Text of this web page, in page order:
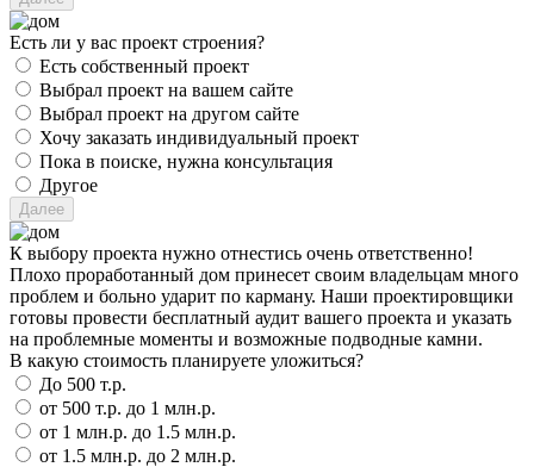
Есть ли у вас проект строения?
Есть собственный проект
Выбрал проект на вашем сайте
Выбрал проект на другом сайте
Хочу заказать индивидуальный проект
Пока в поиске, нужна консультация
Другое
К выбору проекта нужно отнестись очень ответственно!
Плохо проработанный дом принесет своим владельцам много
проблем и больно ударит по карману. Наши проектировщики
готовы провести бесплатный аудит вашего проекта и указать
на проблемные моменты и возможные подводные камни.
В какую стоимость планируете уложиться?
До 500 т.р.
от 500 т.р. до 1 млн.р.
от 1 млн.р. до 1.5 млн.р.
от 1.5 млн.р. до 2 млн.р.